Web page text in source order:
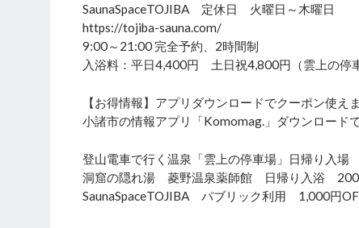
SaunaSpaceTOJIBA 定休日 火曜日～木曜日
https://tojiba-sauna.com/
9:00～21:00 完全予約、2時間制
入浴料：平日4,400円 土日祝4,800円（雲上の停
【お得情報】アプリダウンロードでクーポン使え
小諸市の情報アプリ「Komomag.」ダウンロード
登山電車で行く温泉「雲上の停車場」日帰り入
洞窟の隠れ湯 菱野温泉薬師館 日帰り入浴 200
SaunaSpaceTOJIBA パブリック利用 1,000円